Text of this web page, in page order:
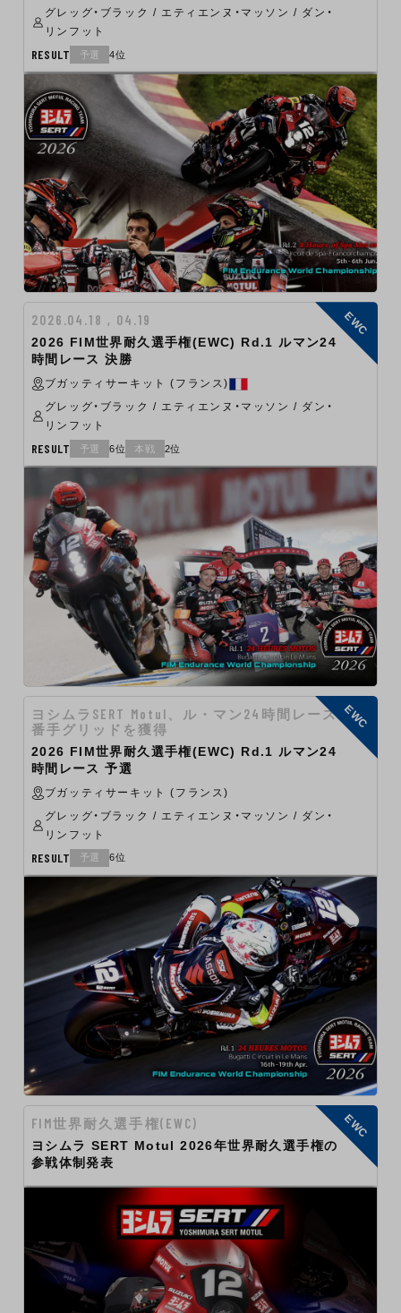
グレッグ・ブラック / エティエンヌ・マッソン / ダン・
リンフット
RESULT 予選 4位
2026.04.18 , 04.19
2026 FIM世界耐久選手権(EWC) Rd.1 ルマン24
時間レース 決勝
ブガッティサーキット (フランス)
グレッグ・ブラック / エティエンヌ・マッソン / ダン・
リンフット
RESULT 予選 6位 本戦 2位
EWC
ヨシムラSERT Motul、ル・マン24時間レースで6
番手グリッドを獲得
2026 FIM世界耐久選手権(EWC) Rd.1 ルマン24
時間レース 予選
ブガッティサーキット (フランス)
グレッグ・ブラック / エティエンヌ・マッソン / ダン・
リンフット
RESULT 予選 6位
EWC
FIM世界耐久選手権(EWC)
ヨシムラ SERT Motul 2026年世界耐久選手権の
参戦体制発表
EWC